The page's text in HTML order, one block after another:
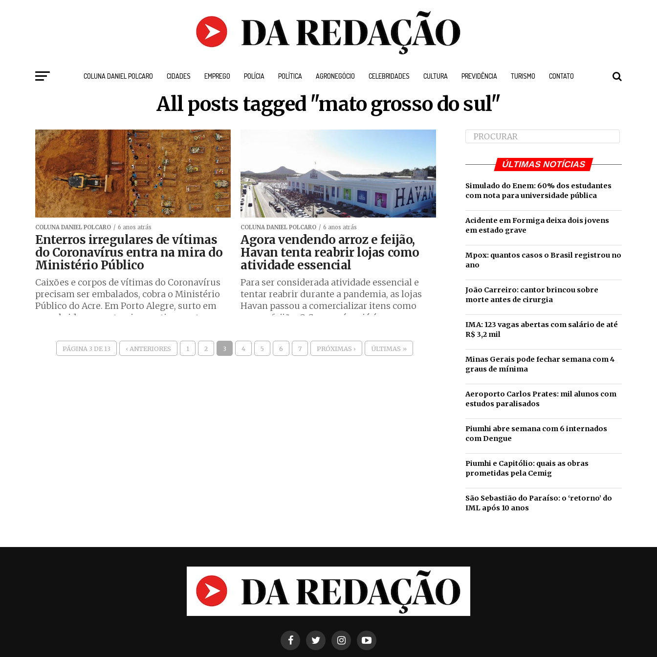
COLUNA DANIEL POLCARO CIDADES EMPREGO POLÍCIA POLÍTICA AGRONEGÓCIO CELEBRIDADES CULTURA PREVIDÊNCIA TURISMO CONTATO
All posts tagged "mato grosso do sul"
COLUNA DANIEL POLCARO 6 anos atrás
Enterros irregulares de vítimas
do Coronavírus entra na mira do
Ministério Público
Caixões e corpos de vítimas do Coronavírus
precisam ser embalados, cobra o Ministério
Público do Acre. Em Porto Alegre, surto em
casa de idosos contamina praticamente...
COLUNA DANIEL POLCARO 6 anos atrás
Agora vendendo arroz e feijão,
Havan tenta reabrir lojas como
atividade essencial
Para ser considerada atividade essencial e
tentar reabrir durante a pandemia, as lojas
Havan passou a comercializar itens como
arroz e feijão. O Coronavírus já é...
PÁGINA 3 DE 13 ‹ ANTERIORES 1 2 3 4 5 6 7 PRÓXIMAS › ÚLTIMAS »
ÚLTIMAS NOTÍCIAS
Simulado do Enem: 60% dos estudantes
com nota para universidade pública
Acidente em Formiga deixa dois jovens
em estado grave
Mpox: quantos casos o Brasil registrou no
ano
João Carreiro: cantor brincou sobre
morte antes de cirurgia
IMA: 123 vagas abertas com salário de até
R$ 3,2 mil
Minas Gerais pode fechar semana com 4
graus de mínima
Aeroporto Carlos Prates: mil alunos com
estudos paralisados
Piumhi abre semana com 6 internados
com Dengue
Piumhi e Capitólio: quais as obras
prometidas pela Cemig
São Sebastião do Paraíso: o ‘retorno’ do
IML após 10 anos